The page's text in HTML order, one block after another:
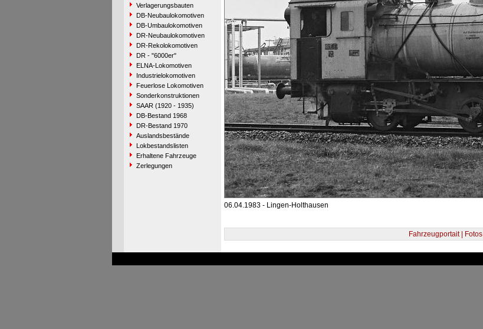
Verlagerungsbauten
DB-Neubaulokomotiven
DB-Umbaulokomotiven
DR-Neubaulokomotiven
DR-Rekolokomotiven
DR - "6000er"
ELNA-Lokomotiven
Industrielokomotiven
Feuerlose Lokomotiven
Sonderkonstruktionen
SAAR (1920 - 1935)
DB-Bestand 1968
DR-Bestand 1970
Auslandsbestände
Lokbestandslisten
Erhaltene Fahrzeuge
Zerlegungen
06.04.1983 - Lingen-Holthausen
Fahrzeugportait | Fotos